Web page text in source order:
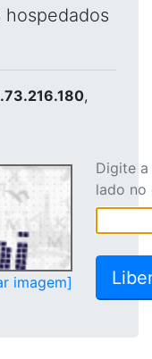
hospedados
,
imagem]
Digite
lado no